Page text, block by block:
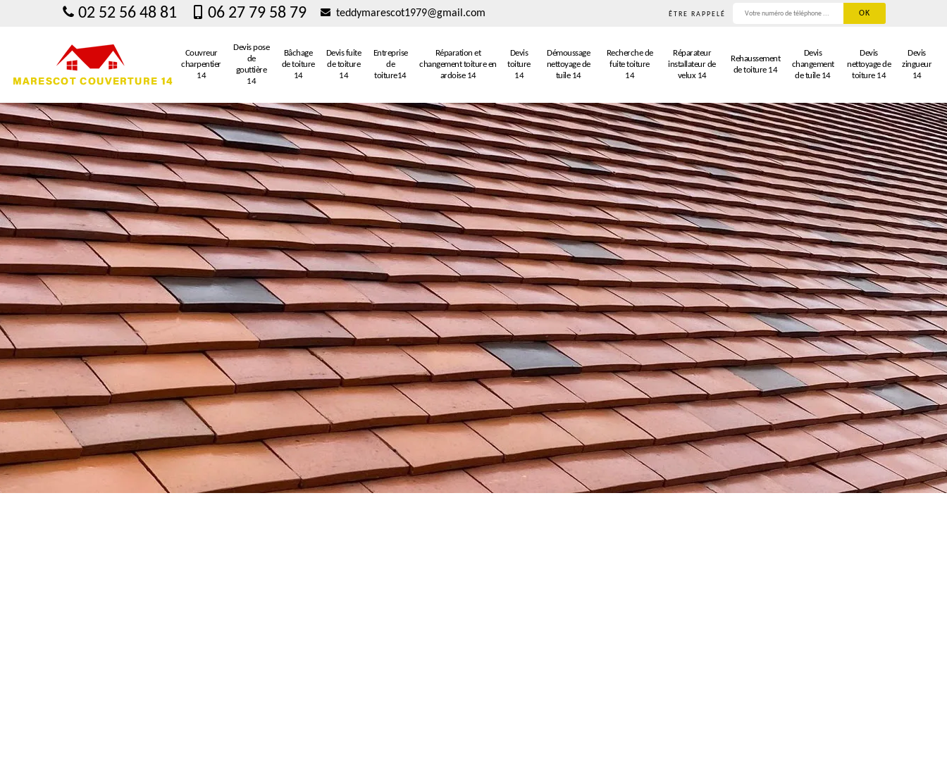
02 52 56 48 81 06 27 79 58 79 teddymarescot1979@gmail.com ÊTRE RAPPELÉ
Couvreur
charpentier
14
Devis pose
de
gouttière
14
Bâchage
de toiture
14
Devis fuite
de toiture
14
Entreprise
de
toiture14
Réparation et
changement toiture en
ardoise 14
Devis
toiture
14
Démoussage
nettoyage de
tuile 14
Recherche de
fuite toiture
14
Réparateur
installateur de
velux 14
Rehaussement
de toiture 14
Devis
changement
de tuile 14
Devis
nettoyage de
toiture 14
Devis
zingueur
14